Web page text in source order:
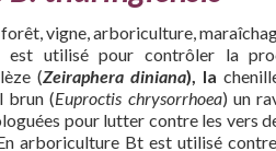
vigne, arboriculture,
utilisé pour contrôler la
(Zeiraphera diniana), la
brun (Euproctis chrysorrhoea) un
pour lutter contre les vers
arboriculture Bt est utilisé